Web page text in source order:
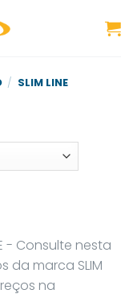
/ SLIM LINE
- Consulte nesta
da marca SLIM
na